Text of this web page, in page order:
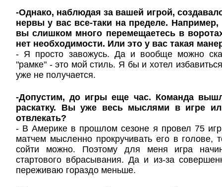
-Однако, наблюдая за вашей игрой,
нервы у вас все-таки на пределе. Например,
вы слишком много перемещаетесь в
нет необходимости. Или это у вас такая
- Я просто завожусь. Да и вообще можно
"рамке" - это мой стиль. Я бы и хотел
уже не получается.
-Допустим, до игры еще час. Команда
раскатку. Вы уже весь мыслями в игре
отвлекать?
- В Америке в прошлом сезоне я провел 75
матчем мысленно прокручивать его в голове,
сойти можно. Поэтому для меня игра
стартового вбрасывания. Да и из-за
переживаю гораздо меньше.